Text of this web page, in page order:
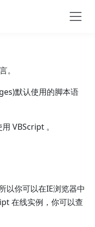
。
默认使用的脚本语
VBScript 。
你可以在IE浏览器中
在线实例，你可以查